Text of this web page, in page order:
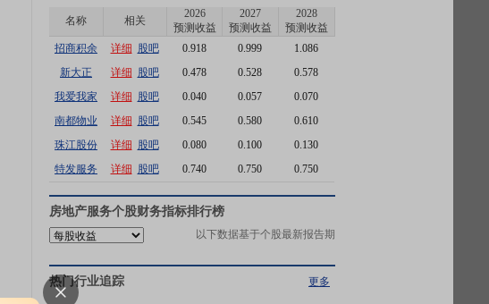
名称 相关
2026
预测收益
2027
预测收益
2028
预测收益
招商积余
详细 股吧 0.918 0.999
1.086
新大正
详细 股吧 0.478 0.528
0.578
我爱我家
详细 股吧 0.040 0.057
0.070
南都物业
详细 股吧 0.545 0.580
0.610
珠江股份
详细 股吧 0.080 0.100
0.130
特发服务
详细 股吧 0.740 0.750 0.750
房地产服务个股财务指标排行榜
以下数据基于个股最新报告期
热门行业追踪 更多